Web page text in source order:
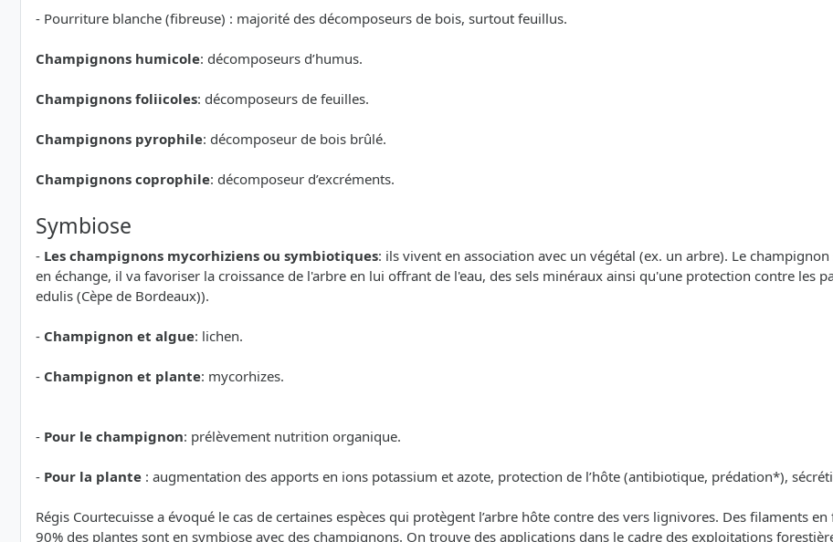
- Pourriture blanche (fibreuse) : majorité des décomposeurs de bois, surtout feuillus.
Champignons humicole: décomposeurs d’humus.
Champignons foliicoles: décomposeurs de feuilles.
Champignons pyrophile: décomposeur de bois brûlé.
Champignons coprophile: décomposeur d’excréments.
Symbiose
- Les champignons mycorhiziens ou symbiotiques: ils vivent en association avec un végétal (ex. un arbre). Le
en échange, il va favoriser la croissance de l'arbre en lui offrant de l'eau, des sels minéraux ainsi qu'une protection contre les
edulis (Cèpe de Bordeaux)).
- Champignon et algue: lichen.
- Champignon et plante: mycorhizes.
- Pour le champignon: prélèvement nutrition organique.
- Pour la plante : augmentation des apports en ions potassium et azote, protection de l’hôte (antibiotique, prédation*),
Régis Courtecuisse a évoqué le cas de certaines espèces qui protègent l’arbre hôte contre des vers lignivores. Des filaments
90% des plantes sont en symbiose avec des champignons. On trouve des applications dans le cadre des exploitations